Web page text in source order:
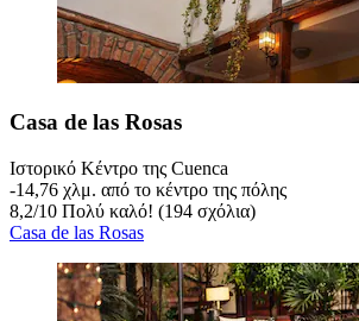
Casa de las Rosas
Ιστορικό Κέντρο της Cuenca
‐14,76 χλμ. από το κέντρο της πόλης
8,2/10 Πολύ καλό! (194 σχόλια)
Casa de las Rosas